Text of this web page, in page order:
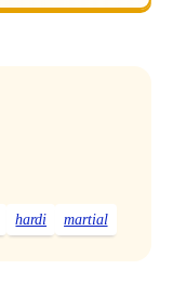
hardi martial